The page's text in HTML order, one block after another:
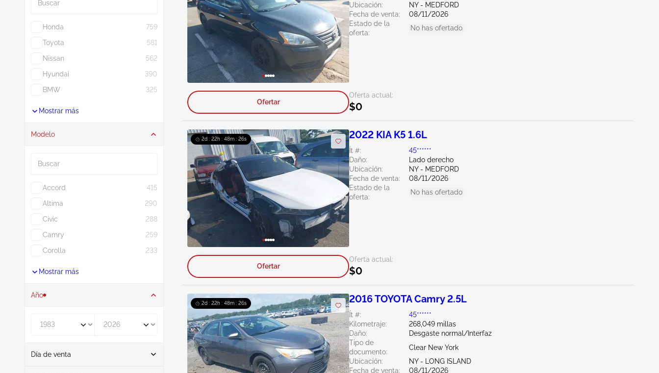
Honda
759
Toyota
581
Nissan
562
Hyundai
390
BMW
325
Mostrar más
Modelo
Accord
415
Altima
290
Civic
288
Camry
259
Corolla
233
Mostrar más
Año
Día de venta
Ubicación:
NY - MEDFORD
Fecha de venta:
08/11/2026
Estado de la
oferta:
No has ofertado
Oferta actual:
$0
Ofertar
2d : 22h : 48m : 25s 2022 KIA K5 1.6L
Ít #:
45******
Daño:
Lado derecho
Ubicación:
NY - MEDFORD
Fecha de venta:
08/11/2026
Estado de la
oferta:
No has ofertado
Oferta actual:
$0
Ofertar
2d : 22h : 48m : 25s 2016 TOYOTA Camry 2.5L
Ít #:
45******
Kilometraje:
268,049 millas
Daño:
Desgaste normal/Interfaz
Tipo de
documento:
Clear New York
Ubicación:
NY - LONG ISLAND
Fecha de venta:
08/11/2026